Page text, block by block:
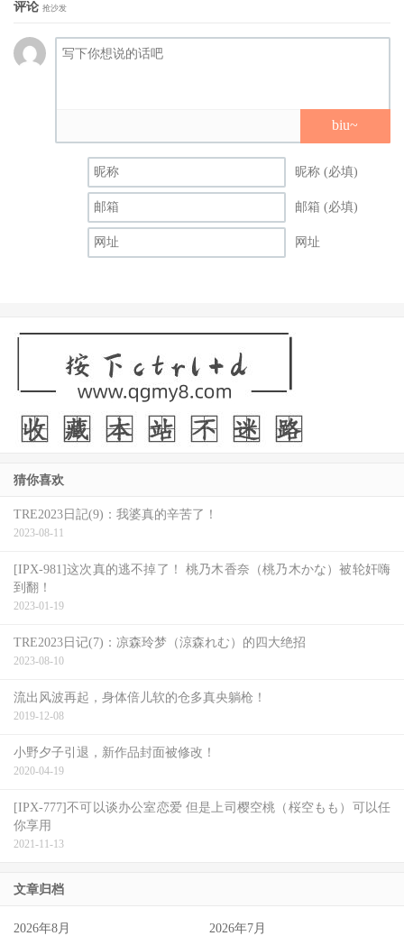
评论 抢沙发
biu~
昵称 (必填)
邮箱 (必填)
网址
猜你喜欢
TRE2023日記(9)：我婆真的辛苦了！
2023-08-11
[IPX-981]这次真的逃不掉了！ 桃乃木香奈（桃乃木かな）被轮奸嗨
到翻！
2023-01-19
TRE2023日记(7)：凉森玲梦（涼森れむ）的四大绝招
2023-08-10
流出风波再起，身体倍儿软的仓多真央躺枪！
2019-12-08
小野夕子引退，新作品封面被修改！
2020-04-19
[IPX-777]不可以谈办公室恋爱 但是上司樱空桃（桜空もも）可以任
你享用
2021-11-13
文章归档
2026年8月
2026年7月